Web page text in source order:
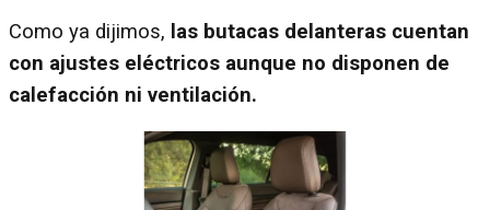
Como ya dijimos, las butacas delanteras cuentan
con ajustes eléctricos aunque no disponen de
calefacción ni ventilación.